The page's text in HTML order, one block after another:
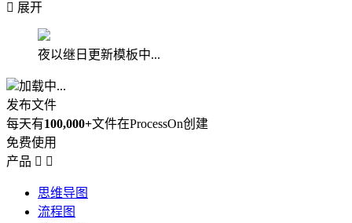
 展开
夜以继日更新模板中...
加载中...
发布文件
每天有100,000+文件在ProcessOn创建
免费使用
产品  
思维导图
流程图